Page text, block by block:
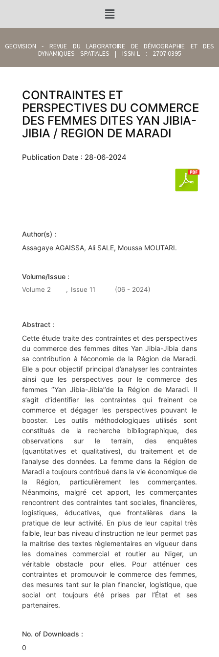
GEOVISION - REVUE DU LABORATOIRE DE DÉMOGRAPHIE ET DES
DYNAMIQUES SPATIALES | ISSN-L : 2707-0395
CONTRAINTES ET
PERSPECTIVES DU COMMERCE
DES FEMMES DITES YAN JIBIA-
JIBIA / REGION DE MARADI
Publication Date : 28-06-2024
Author(s) :
Assagaye AGAISSA, Ali SALE, Moussa MOUTARI.
Volume/Issue :
Volume 2 , Issue 11 (06 - 2024)
Abstract :
Cette étude traite des contraintes et des perspectives
du commerce des femmes dites Yan Jibia-Jibia dans
sa contribution à l’économie de la Région de Maradi.
Elle a pour objectif principal d’analyser les contraintes
ainsi que les perspectives pour le commerce des
femmes ‘’Yan Jibia-Jibia’’de la Région de Maradi. Il
s’agit d’identifier les contraintes qui freinent ce
commerce et dégager les perspectives pouvant le
booster. Les outils méthodologiques utilisés sont
constitués de la recherche bibliographique, des
observations sur le terrain, des enquêtes
(quantitatives et qualitatives), du traitement et de
l’analyse des données. La femme dans la Région de
Maradi a toujours contribué dans la vie économique de
la Région, particulièrement les commerçantes.
Néanmoins, malgré cet apport, les commerçantes
rencontrent des contraintes tant sociales, financières,
logistiques, éducatives, que frontalières dans la
pratique de leur activité. En plus de leur capital très
faible, leur bas niveau d’instruction ne leur permet pas
la maitrise des textes règlementaires en vigueur dans
les domaines commercial et routier au Niger, un
véritable obstacle pour elles. Pour atténuer ces
contraintes et promouvoir le commerce des femmes,
des mesures tant sur le plan financier, logistique, que
social ont toujours été prises par l’État et ses
partenaires.
No. of Downloads :
0